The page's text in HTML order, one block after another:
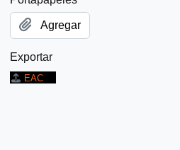
Agregar
Exportar
EAC